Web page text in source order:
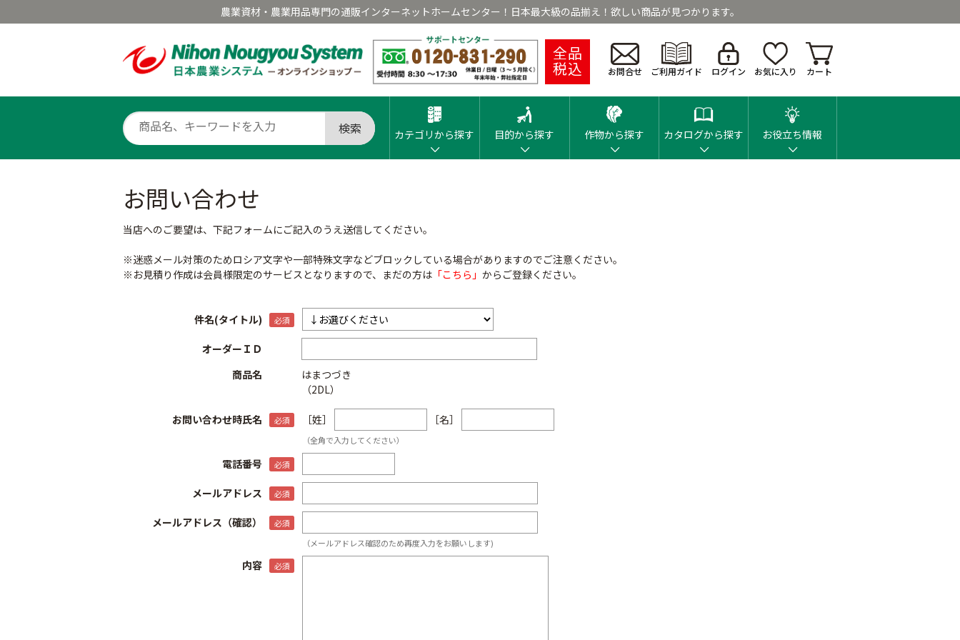
農業資材・農業用品専門の通販インターネットホームセンター！日本最大級の品揃え！欲しい商品が見つかります。
全品
税込 お問合せ ご利用ガイド ログイン お気に入り カート
検索 カテゴリから探す 目的から探す 作物から探す カタログから探す お役立ち情報
お問い合わせ
当店へのご要望は、下記フォームにご記入のうえ送信してください。
※迷惑メール対策のためロシア文字や一部特殊文字などブロックしている場合がありますのでご注意ください。
※お見積り作成は会員様限定のサービスとなりますので、まだの方は 「こちら」 からご登録ください。
件名(タイトル)
オーダーＩＤ
商品名
はまつづき
（2DL）
お問い合わせ時氏名 ［姓］ ［名］
（全角で入力してください）
電話番号
メールアドレス
メールアドレス（確認）
（メールアドレス確認のため再度入力をお願いします)
内容